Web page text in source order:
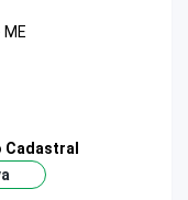
ME
Cadastral